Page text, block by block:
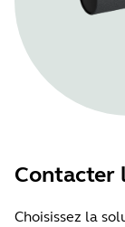
Contacter
Choisissez la